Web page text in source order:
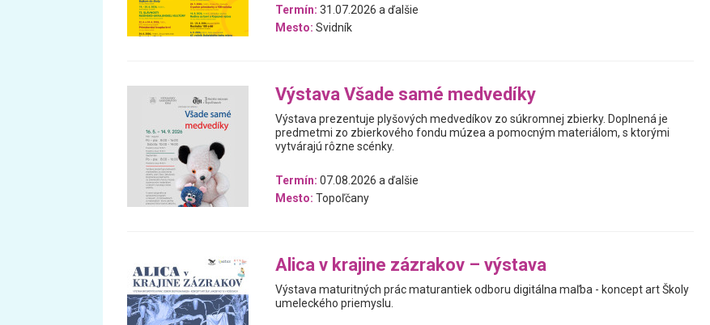
Termín: 31.07.2026 a ďalšie
Mesto: Svidník
Výstava Všade samé medvedíky
Výstava prezentuje plyšových medvedíkov zo súkromnej zbierky. Doplnená je
predmetmi zo zbierkového fondu múzea a pomocným materiálom, s ktorými
vytvárajú rôzne scénky.
Termín: 07.08.2026 a ďalšie
Mesto: Topoľčany
Alica v krajine zázrakov – výstava
Výstava maturitných prác maturantiek odboru digitálna maľba - koncept art Školy
umeleckého priemyslu.